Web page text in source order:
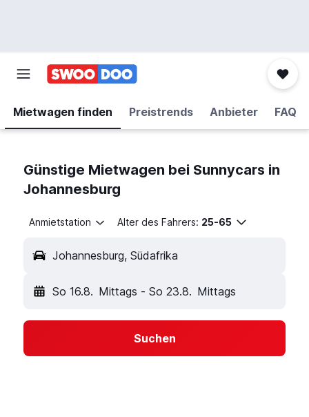
Mietwagen finden Preistrends Anbieter FAQ
Günstige Mietwagen bei Sunnycars in
Johannesburg
Anmietstation Alter des Fahrers: 25-65
Johannesburg, Südafrika
So 16.8. Mittags - So 23.8. Mittags
Suchen